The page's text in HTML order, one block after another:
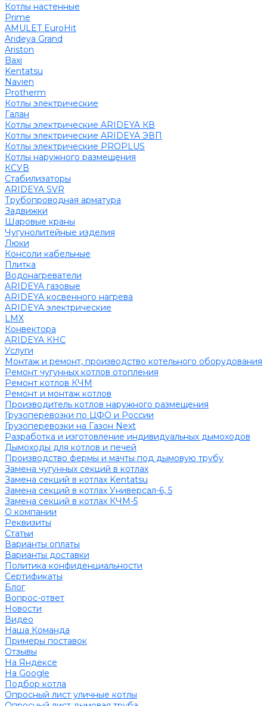
Котлы настенные
Prime
AMULET EuroHit
Arideya Grand
Ariston
Baxi
Kentatsu
Navien
Protherm
Котлы электрические
Галан
Котлы электрические ARIDEYA КВ
Котлы электрические ARIDEYA ЭВП
Котлы электрические PROPLUS
Котлы наружного размещения
КСУВ
Стабилизаторы
ARIDEYA SVR
Трубопроводная арматура
Задвижки
Шаровые краны
Чугунолитейные изделия
Люки
Консоли кабельные
Плитка
Водонагреватели
ARIDEYA газовые
ARIDEYA косвенного нагрева
ARIDEYA электрические
LMX
Конвектора
ARIDEYA КНС
Услуги
Монтаж и ремонт, производство котельного оборудования
Ремонт чугунных котлов отопления
Ремонт котлов КЧМ
Ремонт и монтаж котлов
Производитель котлов наружного размещения
Грузоперевозки по ЦФО и России
Грузоперевозки на Газон Next
Разработка и изготовление индивидуальных дымоходов
Дымоходы для котлов и печей
Производство фермы и мачты под дымовую трубу
Замена чугунных секций в котлах
Замена секций в котлах Kentatsu
Замена секций в котлах Универсал-6, 5
Замена секций в котлах КЧМ-5
О компании
Реквизиты
Статьи
Варианты оплаты
Варианты доставки
Политика конфиденциальности
Сертификаты
Блог
Вопрос-ответ
Новости
Видео
Наша Команда
Примеры поставок
Отзывы
На Яндексе
На Google
Подбор котла
Опросный лист уличные котлы